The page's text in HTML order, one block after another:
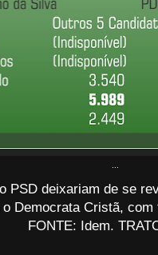
PSD deixariam de se
Democrata Cristã,
FONTE: Idem.